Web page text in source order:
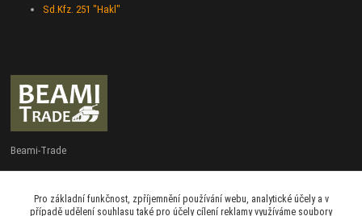
Sd.Kfz. 251 "Hakl"
Beami-Trade
+420 775 427 778
Po - Pá 9:00 - 16:00
Pro základní funkčnost, zpříjemnění používání webu, analytické účely a v
případě udělení souhlasu také pro účely cílení reklamy využíváme soubory